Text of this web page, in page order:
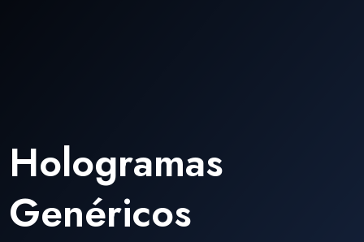
Hologramas
Genéricos